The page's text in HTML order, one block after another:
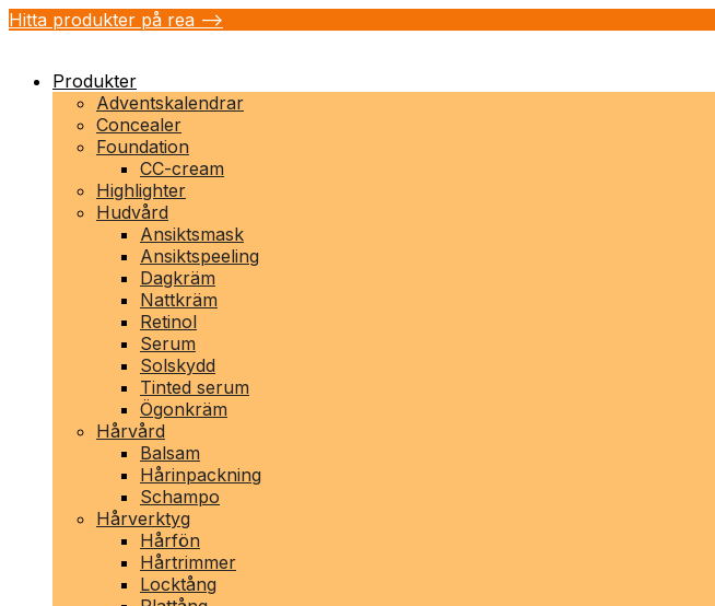
Hitta produkter på rea -->
Produkter
Adventskalendrar
Concealer
Foundation
CC-cream
Highlighter
Hudvård
Ansiktsmask
Ansiktspeeling
Dagkräm
Nattkräm
Retinol
Serum
Solskydd
Tinted serum
Ögonkräm
Hårvård
Balsam
Hårinpackning
Schampo
Hårverktyg
Hårfön
Hårtrimmer
Locktång